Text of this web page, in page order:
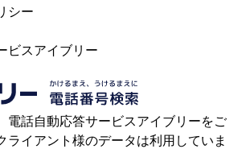
シー
ビスアイブリー
電話自動応答サービスアイブリーをご
ライアント様のデータは利用していま